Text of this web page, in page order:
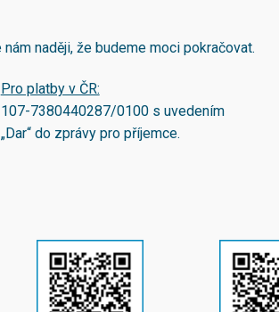
naději, že budeme moci pokračovat.
Pro platby v ČR:
107-7380440287/0100s uvedením
„Dar“ do zprávy pro příjemce.